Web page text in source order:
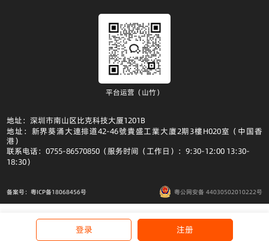
平台运营（山竹）
地址：深圳市南山区比克科技大厦1201B
地址：新界葵涌大連排道42-46號貴盛工業大廈2期3樓H020室（中国香
港）
联系电话：0755-86570850（服务时间（工作日）：9:30-12:00 13:30-
18:30）
备案号：粤ICP备18068456号 粤公网安备 44030502010222号
登录 注册